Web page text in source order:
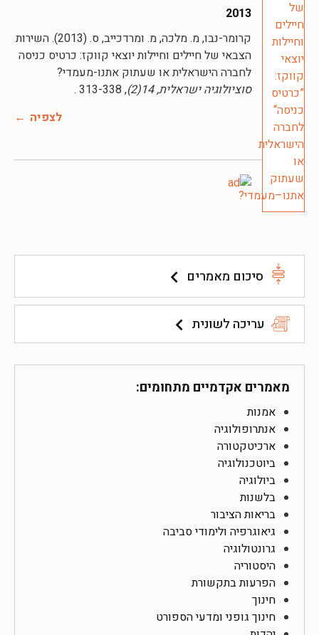
סיכום מאמרים
עריכה לשונית
מאמרים אקדמיים מתחומים:
אמנות
אנתרופולוגיה
ארכיטקטורה
ביוטכנולוגיה
ביולוגיה
בלשנות
בריאות הציבור
גיאוגרפיה ולימודי סביבה
גרונטולוגיה
היסטוריה
הפרעות בתקשורת
חינוך
חינוך גופני ומדעי הספורט
2013
קרומר-נבו, מ. מלכה, מ. ומרדכייב, ס. (2013). השירות
הצבאי של חיילים וחיילות יוצאי קווקז: כרטיס כניסה
לחברה הישראלית או שעתוק אתנו-מעמדי?
סוציולוגיה ישראלית, 14(2)
, 313-338 .
לצפיה